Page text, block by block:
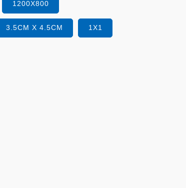
1200X800
3.5CM X 4.5CM 1X1